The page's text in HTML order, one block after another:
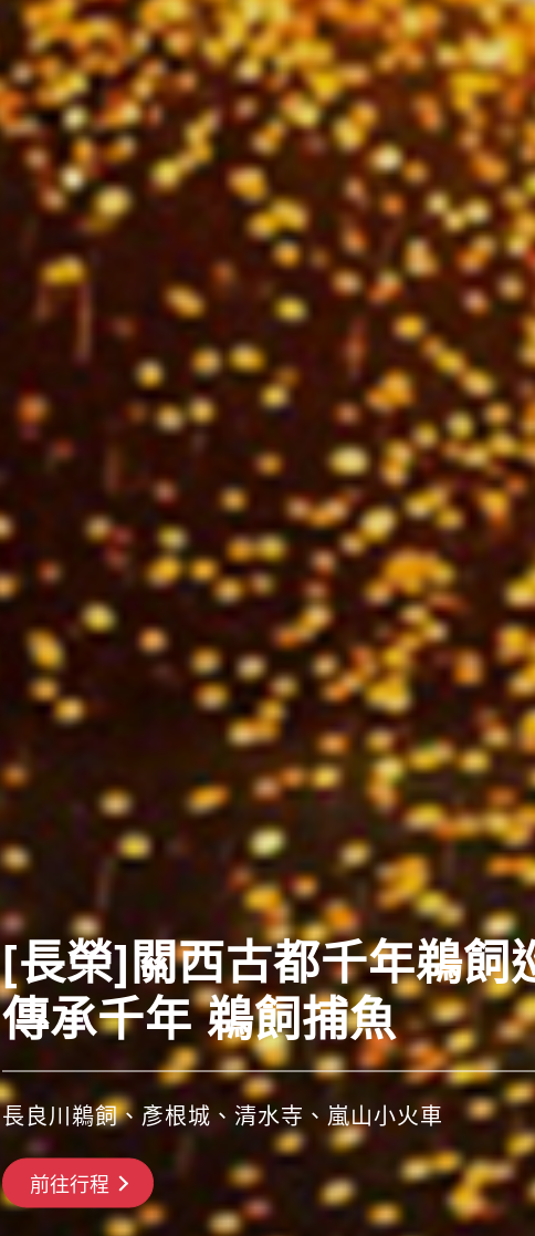
搶先GO
前往行程
東北四大祭典
體驗日本夏日盛大祭典
青森睡魔祭、盛岡颯舞祭、秋田竿燈祭、仙台七夕祭
前往行程
前往行程